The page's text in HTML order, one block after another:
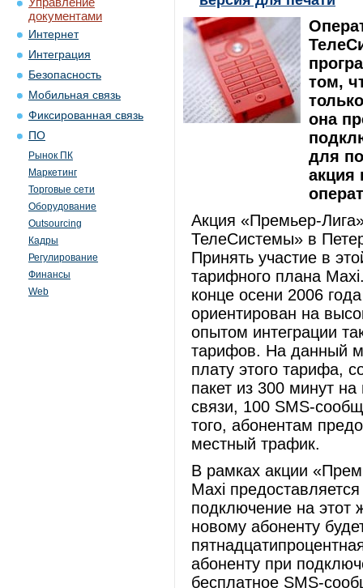
документами
Интернет
Интеграция
Безопасность
Мобильная связь
Фиксированная связь
ПО
Рынок ПК
Маркетинг
Торговые сети
Оборудование
Outsourcing
Кадры
Регулирование
Финансы
Web
том,
она
для
акция
Акция «Премьер-
ТелеСистемы» в
Принять участие в
тарифного плана
конце осени 2006
ориентирован на
опытом интеграции
тарифов. На данный
плату этого тарифа,
пакет из 300 минут
связи, 100 SMS-
того, абонентам
местный трафик.
В рамках акции
Maxi
подключение на
новому абоненту
абоненту при
бесплатное SMS-